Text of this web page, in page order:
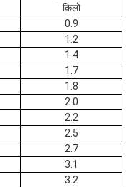
किलो
0.9
1.2
1.4
1.7
1.8
2.0
2.2
2.5
2.7
3.1
3.2